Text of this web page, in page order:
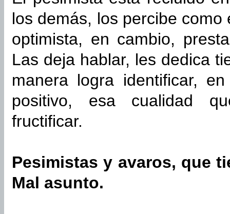
los demás, los percibe
optimista, en cambio,
Las deja hablar, les dedica
manera logra identificar,
positivo, esa cualidad
fructificar.
Pesimistas y avaros, que
Mal asunto.